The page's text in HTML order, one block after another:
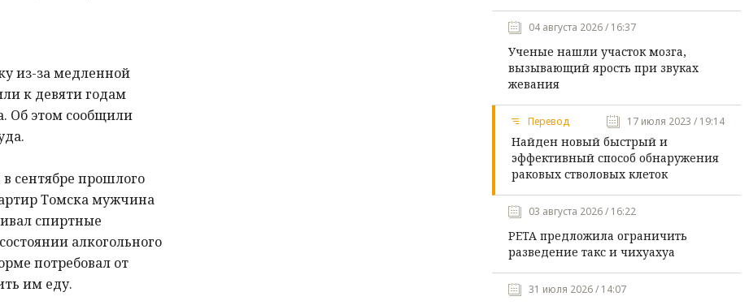
из-за медленной
к девяти годам
Об этом сообщили
сентябре прошлого
Томска мужчина
спиртные
алкогольного
потребовал от
им еду.
04 августа 2026 / 16:37
Ученые нашли участок мозга,
вызывающий ярость при звуках
жевания
Перевод 17 июля 2023 / 19:14
Найден новый быстрый и
эффективный способ обнаружения
раковых стволовых клеток
03 августа 2026 / 16:22
PETA предложила ограничить
разведение такс и чихуахуа
31 июля 2026 / 14:07